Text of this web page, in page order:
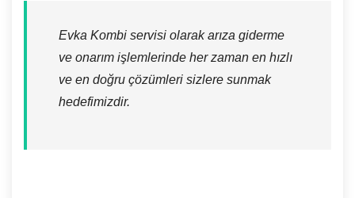
Evka Kombi servisi olarak arıza giderme
ve onarım işlemlerinde her zaman en hızlı
ve en doğru çözümleri sizlere sunmak
hedefimizdir.